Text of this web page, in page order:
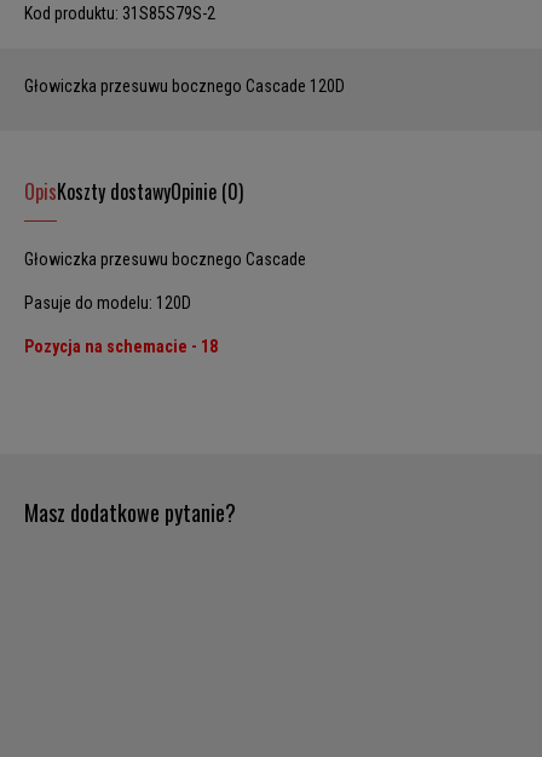
Kod produktu: 31S85S79S-2
Głowiczka przesuwu bocznego Cascade 120D
OpisKoszty dostawyOpinie (0)
Głowiczka przesuwu bocznego Cascade
Pasuje do modelu: 120D
Pozycja na schemacie - 18
Masz dodatkowe pytanie?